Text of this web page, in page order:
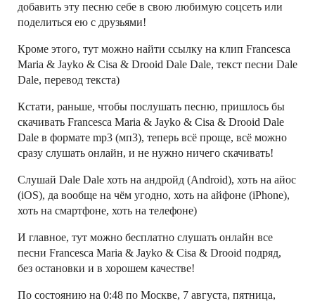
добавить эту песню себе в свою любимую соцсеть или
поделиться ею с друзьями!
Кроме этого, тут можно найти ссылку на клип Francesca
Maria & Jayko & Cisa & Drooid Dale Dale, текст песни Dale
Dale, перевод текста)
Кстати, раньше, чтобы послушать песню, пришлось бы
скачивать Francesca Maria & Jayko & Cisa & Drooid Dale
Dale в формате mp3 (мп3), теперь всё проще, всё можно
сразу слушать онлайн, и не нужно ничего скачивать!
Слушай Dale Dale хоть на андройд (Android), хоть на айос
(iOS), да вообще на чём угодно, хоть на айфоне (iPhone),
хоть на смартфоне, хоть на телефоне)
И главное, тут можно бесплатно слушать онлайн все
песни Francesca Maria & Jayko & Cisa & Drooid подряд,
без остановки и в хорошем качестве!
По состоянию на 0:48 по Москве, 7 августа, пятница,